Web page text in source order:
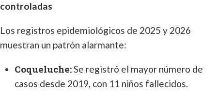
controladas
Los registros epidemiológicos de 2025 y 2026
muestran un patrón alarmante:
Coqueluche:Se registró el mayor número de
casos desde 2019, con 11 niños fallecidos.